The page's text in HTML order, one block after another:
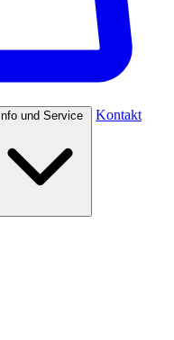
Info und Service Kontakt